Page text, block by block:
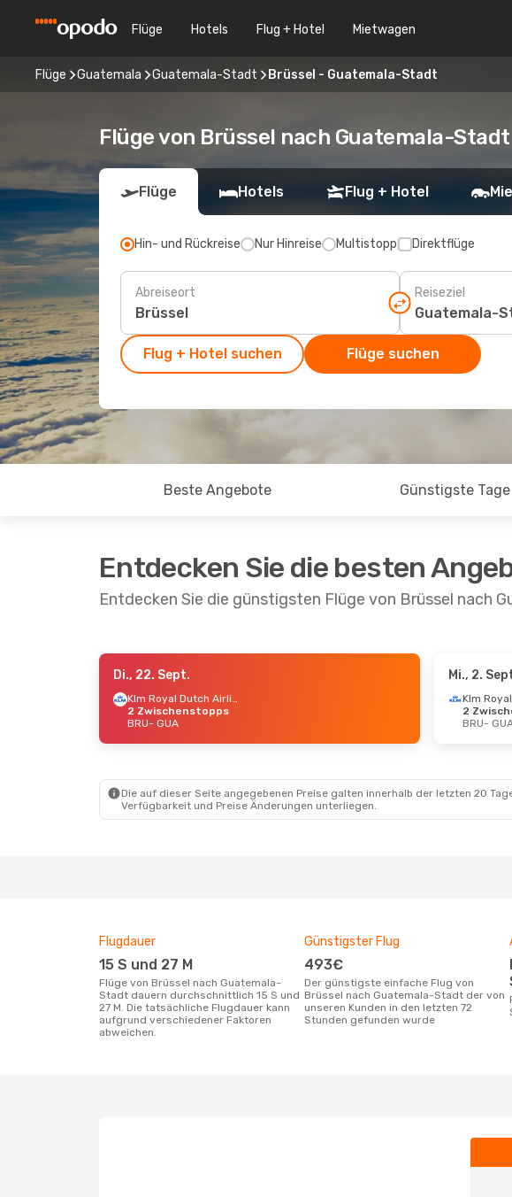
Flüge Hotels Flug + Hotel Mietwagen
Flüge Guatemala Guatemala-Stadt Brüssel - Guatemala-Stadt
Flüge von Brüssel nach Guatemala-Stadt
Flüge Hotels Flug + Hotel
Hin- und Rückreise Nur Hinreise Multistopp Direktflüge
Abreiseort Reiseziel
Flug + Hotel suchen Flüge suchen
Beste Angebote Günstigste Tage
Entdecken Sie die besten
Entdecken Sie die günstigsten Flüge von Brüssel nach
- Do., 3. Sept.
2 Zwischenstopps
2 Zwischenstopps
2 Zwischenstopps
Di., 22. Sept.
Klm Royal Dutch Airlines
2 Zwischenstopps
BRU- GUA
Mi., 2.
2
BRU-
Die auf dieser Seite angegebenen Preise galten innerhalb der letzten 20
Verfügbarkeit und Preise Änderungen unterliegen.
Flugdauer
15 S und 27 M
Flüge von Brüssel nach Guatemala-
Stadt dauern durchschnittlich 15 S und
27 M. Die tatsächliche Flugdauer kann
aufgrund verschiedener Faktoren
abweichen.
Günstigster Flug
493€
Der günstigste einfache Flug von
Brüssel nach Guatemala-Stadt der von
unseren Kunden in den letzten 72
Stunden gefunden wurde
Für Flüge